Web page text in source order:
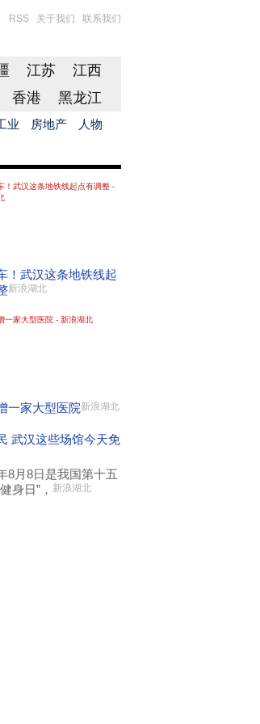
RSS 关于我们 联系我们
江苏
江西
香港 黑龙江
业 房地产 人物
！武汉这条地铁线起
新浪湖北
一家大型医院新浪湖北
武汉这些场馆今天免
8日是我国第十五
身日”， 新浪湖北